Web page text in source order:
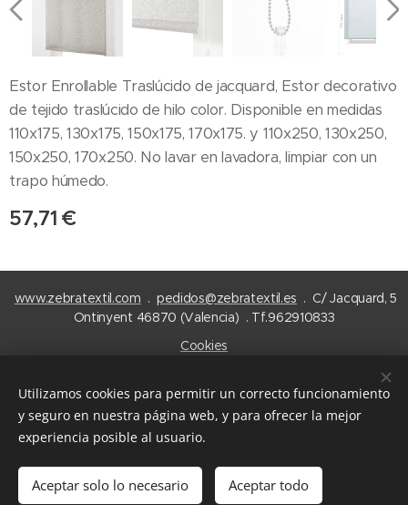
Estor Enrollable Traslúcido de jacquard, Estor decorativo
de tejido traslúcido de hilo color. Disponible en medidas
110x175, 130x175, 150x175, 170x175. y 110x250, 130x250,
150x250, 170x250. No lavar en lavadora, limpiar con un
trapo húmedo.
57,71 €
Añadir a la cesta
www.zebratextil.com .pedidos@zebratextil.es . C/ Jacquard, 5
Ontinyent 46870 (Valencia) . Tf.962910833
Cookies
Español
Utilizamos cookies para permitir un correcto funcionamiento
y seguro en nuestra página web, y para ofrecer la mejor
experiencia posible al usuario.
Aceptar solo lo necesario Aceptar todo